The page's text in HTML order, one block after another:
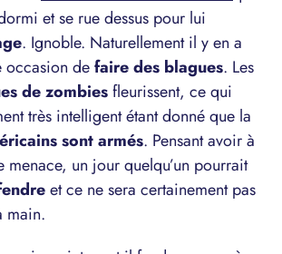
et se rue dessus pour lui
. Ignoble. Naturellement il y en a
occasion defaire des blagues. Les
de zombiesfleurissent, ce qui
très intelligent étant donné que la
sont armés. Pensant avoir à
menace, un jour quelqu’un pourrait
et ce ne sera certainement pas
main.